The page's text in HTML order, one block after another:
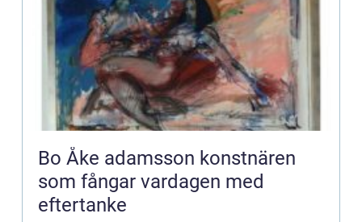
Bo Åke adamsson konstnären
som fångar vardagen med
eftertanke